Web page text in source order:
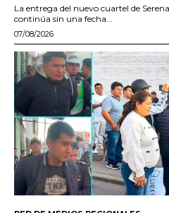
La entrega del nuevo cuartel de
continúa sin una fecha...
07/08/2026